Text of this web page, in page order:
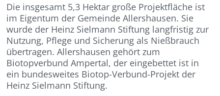
Die insgesamt 5,3 Hektar große Projektfläche ist
im Eigentum der Gemeinde Allershausen. Sie
wurde der Heinz Sielmann Stiftung langfristig zur
Nutzung, Pflege und Sicherung als Nießbrauch
übertragen. Allershausen gehört zum
Biotopverbund Ampertal, der eingebettet ist in
ein bundesweites Biotop-Verbund-Projekt der
Heinz Sielmann Stiftung.